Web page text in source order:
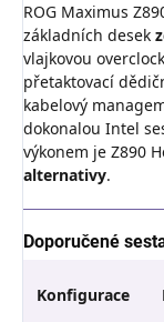
ROG Maximus
základních desek
vlajkovou
přetaktovací
kabelový
dokonalou Intel
výkonem je Z890
alternativy.
Doporučené
Konfigurace